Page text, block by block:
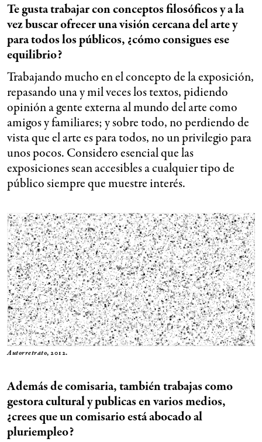
Te gusta trabajar con conceptos filosóficos y a la
vez buscar ofrecer una visión cercana del arte y
para todos los públicos, ¿cómo consigues ese
equilibrio?
Trabajando mucho en el concepto de la exposición,
repasando una y mil veces los textos, pidiendo
opinión a gente externa al mundo del arte como
amigos y familiares; y sobre todo, no perdiendo de
vista que el arte es para todos, no un privilegio para
unos pocos. Considero esencial que las
exposiciones sean accesibles a cualquier tipo de
público siempre que muestre interés.
Autorretrato, 2012.
Además de comisaria, también trabajas como
gestora cultural y publicas en varios medios,
¿crees que un comisario está abocado al
pluriempleo?